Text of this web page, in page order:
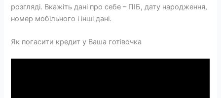
розгляді. Вкажіть дані про себе – ПІБ, дату народження,
номер мобільного і інші дані.
Як погасити кредит у Ваша готівочка